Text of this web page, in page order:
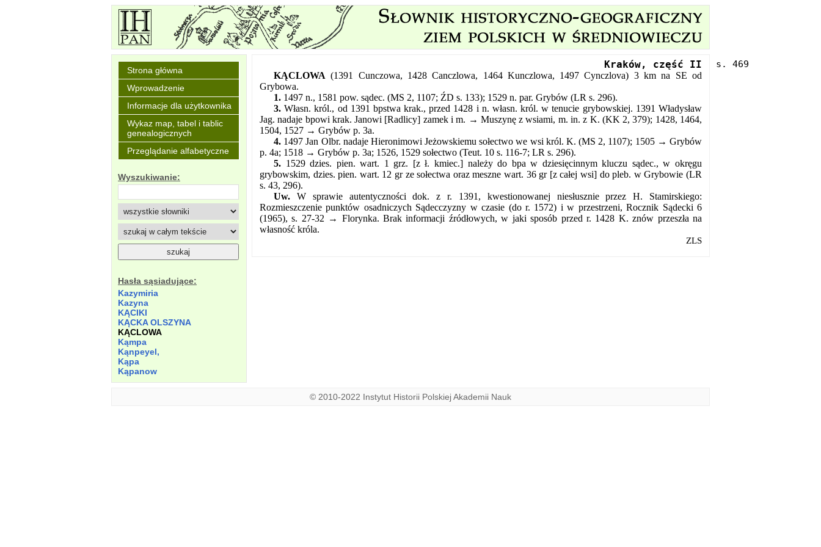
Strona główna
Wprowadzenie
Informacje dla użytkownika
Wykaz map, tabel i tablic
genealogicznych
Przeglądanie alfabetyczne
Wyszukiwanie:
Hasła sąsiadujące:
Kazymiria
Kazyna
KĄCIKI
KĄCKA OLSZYNA
KĄCLOWA
Kąmpa
Kąnpeyel,
Kąpa
Kąpanow
Kraków, część II
KĄCLOWA (1391 Cunczowa, 1428 Canczlowa, 1464 Kunczlowa, 1497 Cynczlova) 3 km na SE od
Grybowa.
1. 1497 n., 1581 pow. sądec. (MS 2, 1107; ŹD s. 133); 1529 n. par. Grybów (LR s. 296).
3. Własn. król., od 1391 bpstwa krak., przed 1428 i n. własn. król. w tenucie grybowskiej. 1391 Władysław
Jag. nadaje bpowi krak. Janowi [Radlicy] zamek i m. → Muszynę z wsiami, m. in. z K. (KK 2, 379); 1428, 1464,
1504, 1527 → Grybów p. 3a.
4. 1497 Jan Olbr. nadaje Hieronimowi Jeżowskiemu sołectwo we wsi król. K. (MS 2, 1107); 1505 → Grybów
p. 4a; 1518 → Grybów p. 3a; 1526, 1529 sołectwo (Teut. 10 s. 116-7; LR s. 296).
5. 1529 dzies. pien. wart. 1 grz. [z ł. kmiec.] należy do bpa w dziesięcinnym kluczu sądec., w okręgu
grybowskim, dzies. pien. wart. 12 gr ze sołectwa oraz meszne wart. 36 gr [z całej wsi] do pleb. w Grybowie (LR
s. 43, 296).
Uw. W sprawie autentyczności dok. z r. 1391, kwestionowanej niesłusznie przez H. Stamirskiego:
Rozmieszczenie punktów osadniczych Sądecczyzny w czasie (do r. 1572) i w przestrzeni, Rocznik Sądecki 6
(1965), s. 27-32 → Florynka. Brak informacji źródłowych, w jaki sposób przed r. 1428 K. znów przeszła na
własność króla.
ZLS
© 2010-2022 Instytut Historii Polskiej Akademii Nauk